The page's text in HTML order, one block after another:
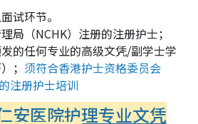
试环节。
局（NCHK）注册的注册护士；
的任何专业的高级文凭/副学士学
； 须符合香港护士资格委员会
注册护士培训
安医院护理专业文凭